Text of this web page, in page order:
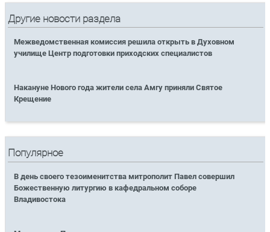
Другие новости раздела
Межведомственная комиссия решила открыть в Духовном
училище Центр подготовки приходских специалистов
Накануне Нового года жители села Амгу приняли Святое
Крещение
Популярное
В день своего тезоименитства митрополит Павел совершил
Божественную литургию в кафедральном соборе
Владивостока